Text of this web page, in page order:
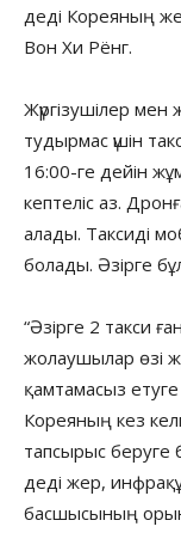
деді Кореяның
Вон Хи Рёнг.
Жүргізушілер мен
тудырмас үшін
16:00-ге дейін
кептеліс аз.
алады. Таксиді
болады. Әзірге
“Әзірге 2 такси
жолаушылар өзі
қамтамасыз
Кореяның кез
тапсырыс
деді жер,
басшысының